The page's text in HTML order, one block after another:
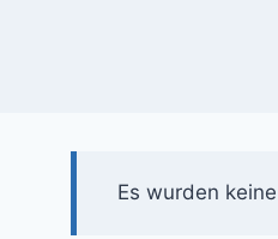
Es wurden